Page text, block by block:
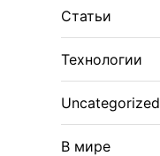
Статьи
Технологии
Uncategorized
В мире